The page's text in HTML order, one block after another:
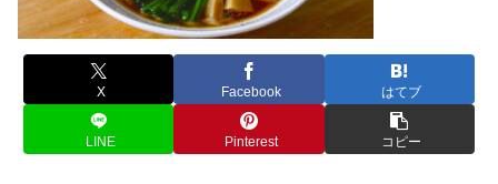
X Facebook はてブ
LINE Pinterest コピー